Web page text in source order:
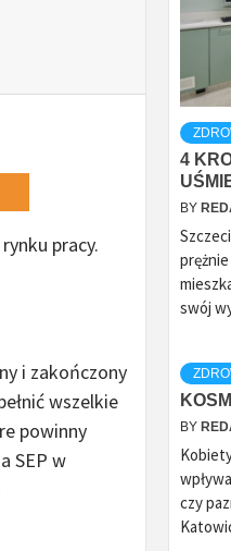
pracy.
i zakończony
wszelkie
powinny
SEP w
4
BY
swój
BY
czy